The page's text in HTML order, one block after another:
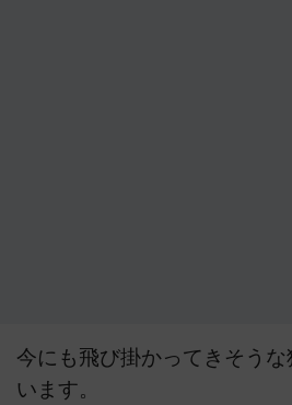
今にも飛び掛かってきそう
います。